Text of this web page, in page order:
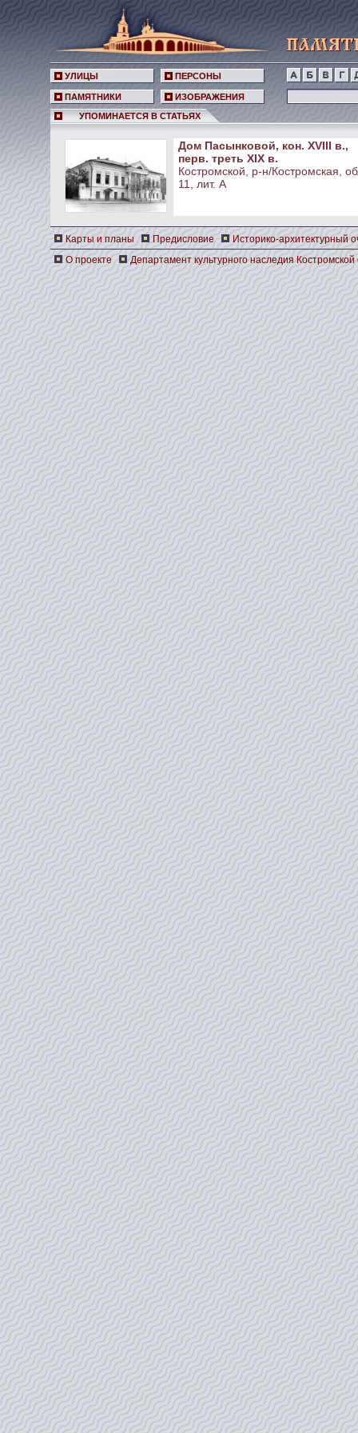
УЛИЦЫ ПЕРСОНЫ
ПАМЯТНИКИ
ИЗОБРАЖЕНИЯ
УПОМИНАЕТСЯ В СТАТЬЯХ
Дом Пасынковой, кон. XVIII в.,
перв. треть XIX в.
Костромской, р-н/Костромская,
11, лит. А
Карты и планы Предисловие
Историко-архитектурный
О проекте
Департамент культурного наследия Костромской